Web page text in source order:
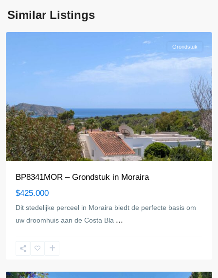
Similar Listings
Moraira
Grondstuk
BP8341MOR – Grondstuk in Moraira
$425.000
Dit stedelijke perceel in Moraira biedt de perfecte basis om
uw droomhuis aan de Costa Bla ...